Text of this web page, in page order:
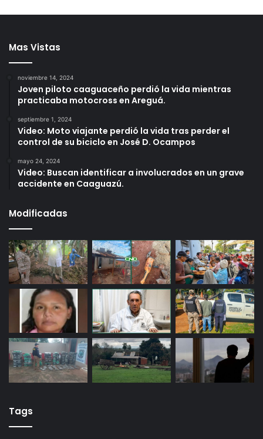
Mas Vistas
noviembre 14, 2024
Joven piloto caaguaceño perdió la vida mientras
practicaba motocross en Areguá.
septiembre 1, 2024
Video: Moto viajante perdió la vida tras perder el
control de su biciclo en José D. Ocampos
mayo 24, 2024
Video: Buscan identificar a involucrados en un grave
accidente en Caaguazú.
Modificadas
Tags